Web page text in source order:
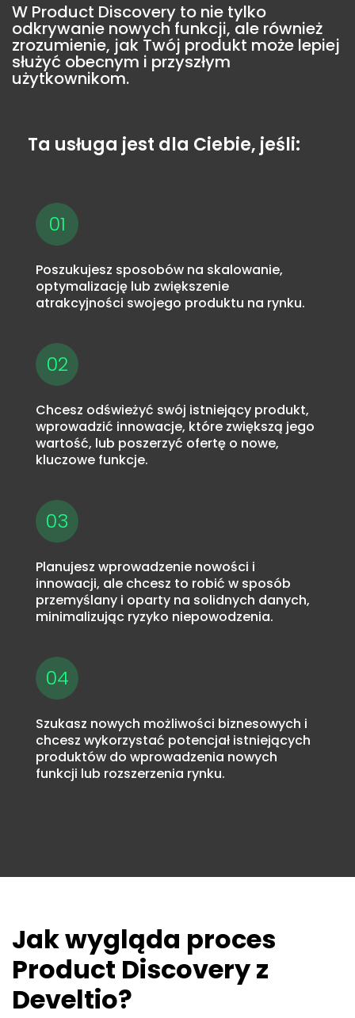
W Product Discovery to nie tylko
odkrywanie nowych funkcji, ale również
zrozumienie, jak Twój produkt może lepiej
służyć obecnym i przyszłym
użytkownikom.
Ta usługa jest dla Ciebie, jeśli:
01
Poszukujesz sposobów na skalowanie,
optymalizację lub zwiększenie
atrakcyjności swojego produktu na rynku.
02
Chcesz odświeżyć swój istniejący produkt,
wprowadzić innowacje, które zwiększą jego
wartość, lub poszerzyć ofertę o nowe,
kluczowe funkcje.
03
Planujesz wprowadzenie nowości i
innowacji, ale chcesz to robić w sposób
przemyślany i oparty na solidnych danych,
minimalizując ryzyko niepowodzenia.
04
Szukasz nowych możliwości biznesowych i
chcesz wykorzystać potencjał istniejących
produktów do wprowadzenia nowych
funkcji lub rozszerzenia rynku.
Jak wygląda proces
Product Discovery z
Develtio?